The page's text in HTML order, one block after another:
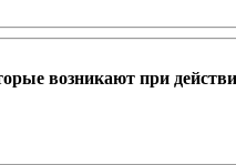
возникают при